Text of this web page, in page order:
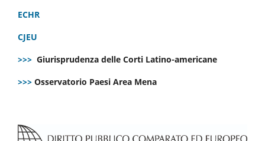
ECHR
CJEU
>>> Giurisprudenza delle Corti Latino-americane
>>> Osservatorio Paesi Area Mena